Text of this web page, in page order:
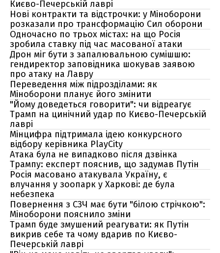
Києво-Печерській лаврі
Нові контракти та відстрочки: у Міноборони
розказали про трансформацію Сил оборони
Одночасно по трьох містах: на що Росія
зробила ставку під час масованої атаки
Дрон міг бути з запалювальною сумішшю:
гендиректор заповідника шокував заявою
про атаку на Лавру
Переведення між підрозділами: як
Міноборони планує його змінити
"Йому доведеться говорити": чи відреагує
Трамп на цинічний удар по Києво-Печерській
лаврі
Мінцифра підтримала ідею конкурсного
відбору керівника PlayCity
Атака була не випадково після дзвінка
Трампу: експерт пояснив, що задумав Путін
Росія масовано атакувала Україну, є
влучання у зоопарк у Харкові: де була
небезпека
Повернення з СЗЧ має бути "білою стрічкою":
Міноборони пояснило зміни
Трамп буде змушений реагувати: як Путін
викрив себе та чому вдарив по Києво-
Печерській лаврі